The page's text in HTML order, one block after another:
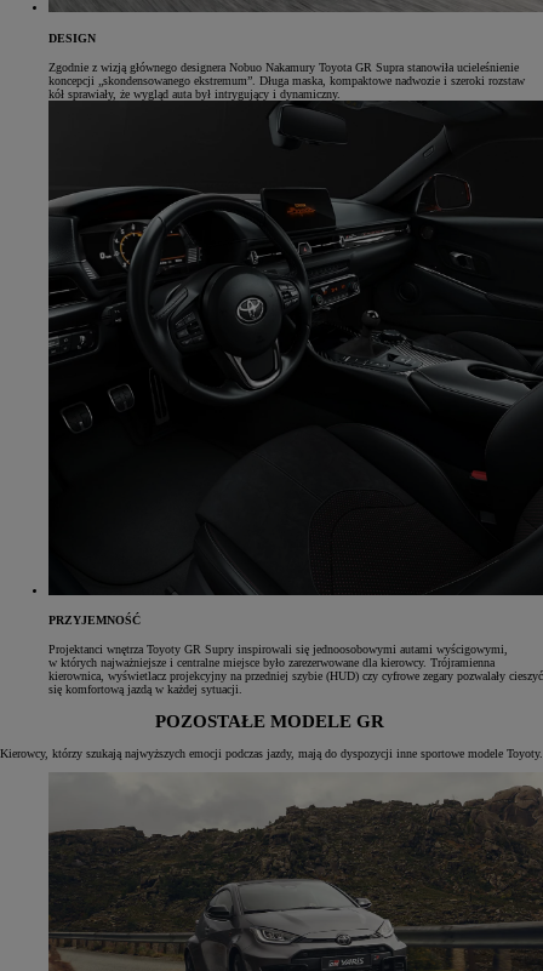
DESIGN
Zgodnie z wizją głównego designera Nobuo Nakamury Toyota GR Supra stanowiła ucieleśnienie
koncepcji „skondensowanego ekstremum”. Długa maska, kompaktowe nadwozie i szeroki rozstaw
kół sprawiały, że wygląd auta był intrygujący i dynamiczny.
PRZYJEMNOŚĆ
Projektanci wnętrza Toyoty GR Supry inspirowali się jednoosobowymi autami wyścigowymi,
w których najważniejsze i centralne miejsce było zarezerwowane dla kierowcy. Trójramienna
kierownica, wyświetlacz projekcyjny na przedniej szybie (HUD) czy cyfrowe zegary pozwalały cieszyć
się komfortową jazdą w każdej sytuacji.
POZOSTAŁE MODELE GR
Kierowcy, którzy szukają najwyższych emocji podczas jazdy, mają do dyspozycji inne sportowe modele Toyoty.